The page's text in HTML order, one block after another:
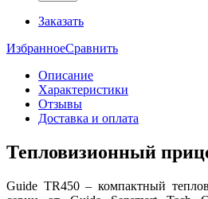
Заказать
ИзбранноеСравнить
Описание
Характеристики
Отзывы
Доставка и оплата
Тепловизионный
Guide TR450 – компактный